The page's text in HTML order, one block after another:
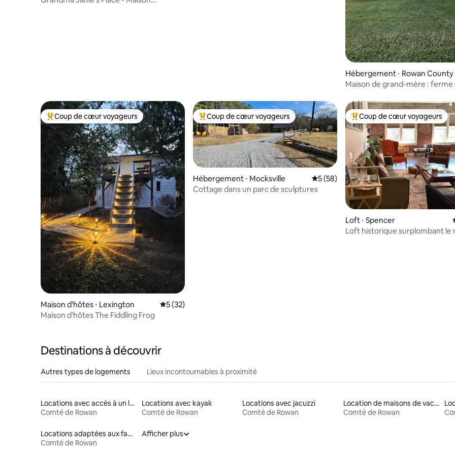
Hébergement ⋅ Rowan County
Maison de grand-mère :
Coups de cœur voyageurs les plus appréciés
Coup de cœur voyageurs
Maison d'hôtes ⋅ Lexington Évaluation moyenne sur la base de 32 commentaires : 5 sur 5
5 (32)
Maison d'hôtes The Fiddling Frog
Coups de cœur voyageurs les plus appréciés
Coup de cœur voyageurs
Hébergement ⋅ Mocksville Évaluation moyenne sur la base de 58
5 (58)
Cottage dans un parc de sculptures
Coups de cœur voyageurs les
Coup de cœur voyageurs
Loft ⋅ Spencer
Loft historique surplombant le
Destinations à découvrir
Autres types de logements Lieux incontournables à proximité
Locations avec accès à un lac
Comté de Rowan
Locations avec kayak
Comté de Rowan
Locations avec jacuzzi
Comté de Rowan
Location de maisons de vacances
Comté de Rowan
Locations adaptées aux familles
Comté de Rowan
Afficher plus